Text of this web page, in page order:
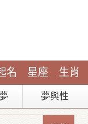
名 星座 生肖
夢與性